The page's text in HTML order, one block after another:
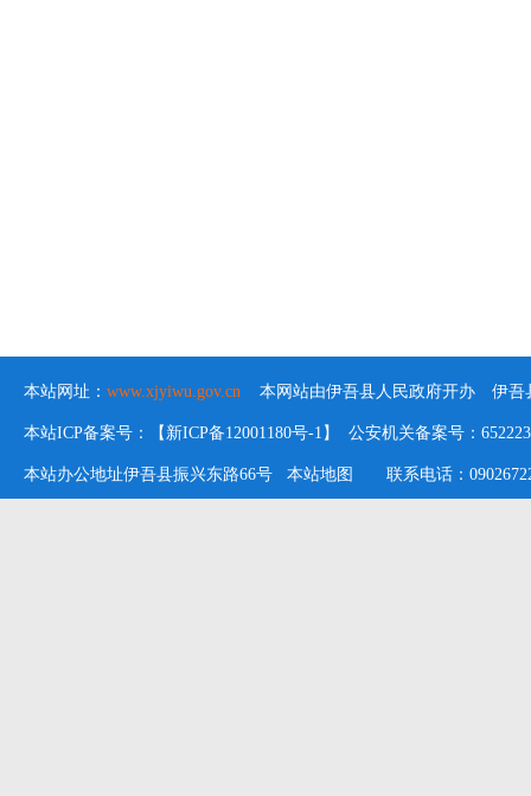
本站网址： www.xjyiwu.gov.cn 本网站由伊吾县人民政府开办 伊吾
本站ICP备案号：【新ICP备12001180号-1】 公安机关备案号：
本站办公地址伊吾县振兴东路66号 本站地图 联系电话：